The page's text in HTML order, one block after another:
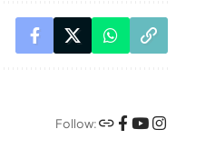
Follow: